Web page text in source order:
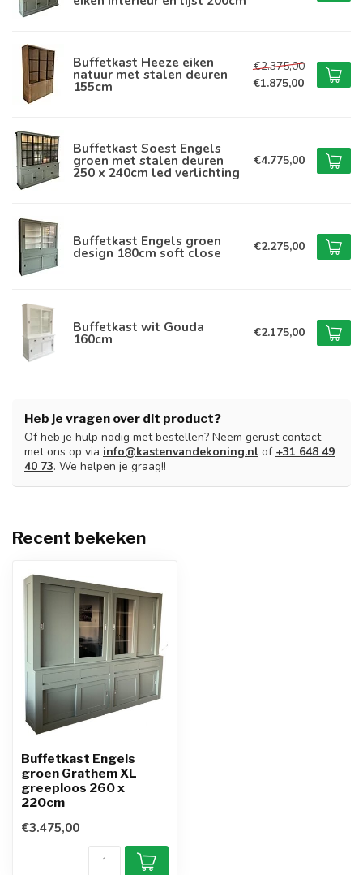
Buffetkast Heeze eiken
natuur met stalen deuren
155cm
€2.375,00
€1.875,00
Buffetkast Soest Engels
groen met stalen deuren
250 x 240cm led verlichting
€4.775,00
Buffetkast Engels groen
design 180cm soft close €2.275,00
Buffetkast wit Gouda
160cm €2.175,00
Heb je vragen over dit product?
Of heb je hulp nodig met bestellen? Neem gerust contact
met ons op via info@kastenvandekoning.nl of +31 648 49
40 73. We helpen je graag!!
Recent bekeken
Buffetkast Engels
groen Grathem XL
greeploos 260 x
220cm
€3.475,00